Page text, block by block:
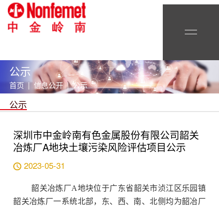
首页 | 信息公开 | 公示
公示
公示
深圳市中金岭南有色金属股份有限公司韶关
冶炼厂A地块土壤污染风险评估项目公示
2023-05-31
韶关冶炼厂A地块位于广东省韶关市浈江区乐园镇
韶关冶炼厂一系统北部，东、西、南、北侧均为韶冶厂